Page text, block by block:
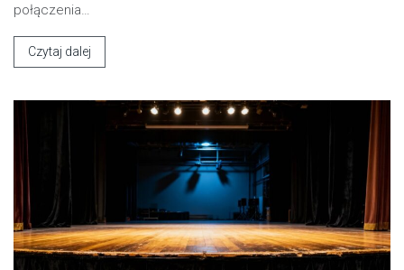
połączenia…
Czytaj dalej